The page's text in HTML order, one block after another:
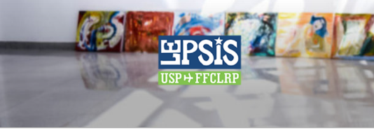
o
conteúdo
LEPSIS
Laboratório de Ensino e Pesquisa em